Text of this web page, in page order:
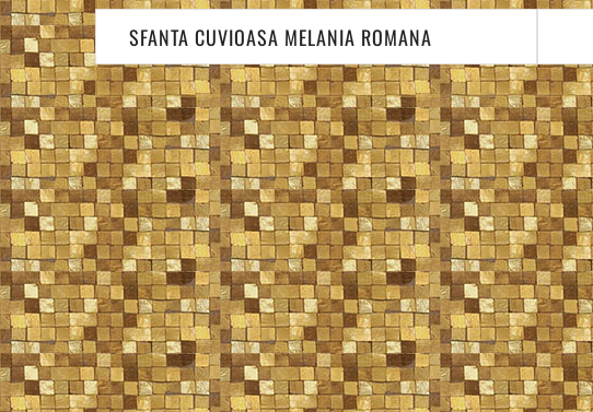
Navigare
în
articole
SFANTA CUVIOASA MELANIA ROMANA